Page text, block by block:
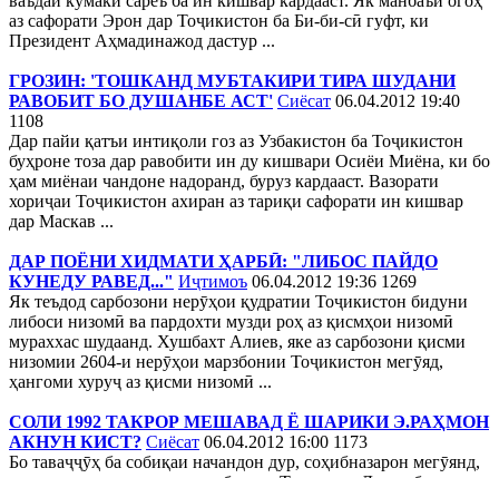
аз сафорати Эрон дар Тоҷикистон ба Би-би-сӣ гуфт, ки
Президент Аҳмадинажод дастур ...
ГРОЗИН: 'ТОШКАНД МУБТАКИРИ ТИРА ШУДАНИ
РАВОБИТ БО ДУШАНБЕ АСТ' Сиёсат 06.04.2012 19:40
1108
Дар пайи қатъи интиқоли гоз аз Узбакистон ба Тоҷикистон
буҳроне тоза дар равобити ин ду кишвари Осиёи Миёна, ки бо
ҳам миёнаи чандоне надоранд, буруз кардааст. Вазорати
хориҷаи Тоҷикистон ахиран аз тариқи сафорати ин кишвар
дар Маскав ...
ДАР ПОЁНИ ХИДМАТИ ҲАРБӢ: "ЛИБОС ПАЙДО
КУНЕДУ РАВЕД..." Иҷтимоъ 06.04.2012 19:36 1269
Як теъдод сарбозони нерӯҳои қудратии Тоҷикистон бидуни
либоси низомӣ ва пардохти музди роҳ аз қисмҳои низомӣ
мураххас шудаанд. Хушбахт Алиев, яке аз сарбозони қисми
низомии 2604-и нерӯҳои марзбонии Тоҷикистон мегӯяд,
ҳангоми хуруҷ аз қисми низомӣ ...
СОЛИ 1992 ТАКРОР МЕШАВАД Ё ШАРИКИ Э.РАҲМОН
АКНУН КИСТ? Сиёсат 06.04.2012 16:00 1173
Бо таваҷҷӯҳ ба собиқаи начандон дур, соҳибназарон мегӯянд,